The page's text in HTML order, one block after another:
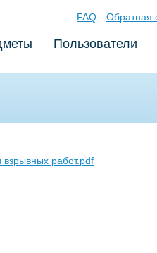
FAQ Обратная
Пользователи
работ.pdf